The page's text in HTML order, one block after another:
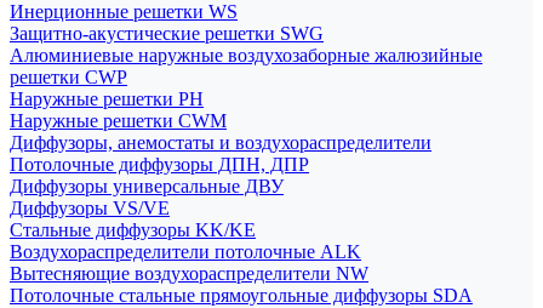
Инерционные решетки WS
Защитно-акустические решетки SWG
Алюминиевые наружные воздухозаборные жалюзийные
решетки CWP
Наружные решетки РН
Наружные решетки CWM
Диффузоры, анемостаты и воздухораспределители
Потолочные диффузоры ДПН, ДПР
Диффузоры универсальные ДВУ
Диффузоры VS/VE
Стальные диффузоры KK/KE
Воздухораспределители потолочные ALK
Вытесняющие воздухораспределители NW
Потолочные стальные прямоугольные диффузоры SDA